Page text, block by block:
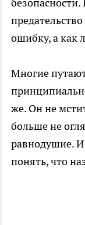
ошибку, а как
Многие
же. Он не
больше не
равнодушие.
понять, что